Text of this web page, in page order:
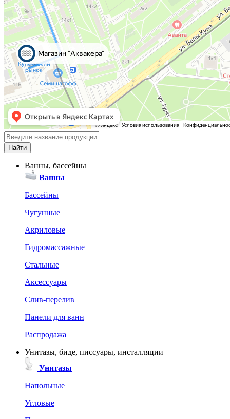
Ванны, бассейны
Ванны
Бассейны
Чугунные
Акриловые
Гидромассажные
Стальные
Аксессуары
Слив-перелив
Панели для ванн
Распродажа
Унитазы, биде, писсуары, инсталляции
Унитазы
Напольные
Угловые